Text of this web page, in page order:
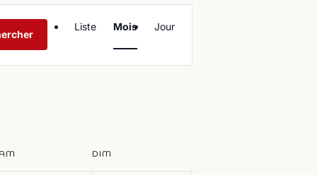
de
Liste Mois Jour
DIM